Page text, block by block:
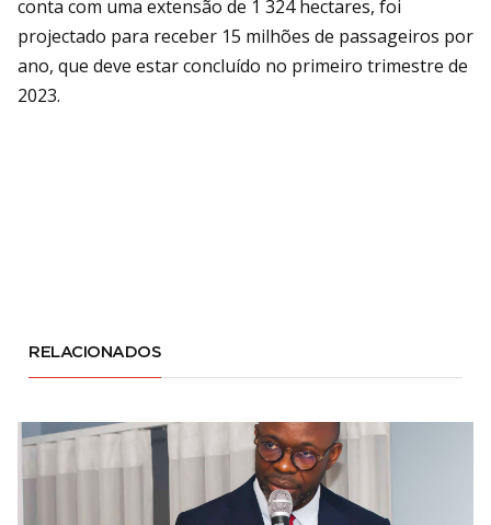
conta com uma extensão de 1 324 hectares, foi
projectado para receber 15 milhões de passageiros por
ano, que deve estar concluído no primeiro trimestre de
2023.
RELACIONADOS